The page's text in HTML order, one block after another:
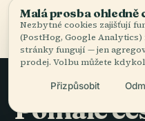
Všech
Pomalé
Malá prosba ohledně
Nezbytné cookies zajišťují
(PostHog, Google
stránky fungují — jen
prodej. Volbu můžete
Přizpůsobit